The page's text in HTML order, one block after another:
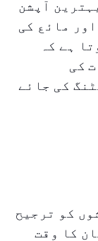
آپشن
مائع کی
ہے کہ
کی
کی جائے
کو ترجیح
کا وقت